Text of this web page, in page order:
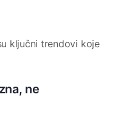
ključni trendovi koje
ne